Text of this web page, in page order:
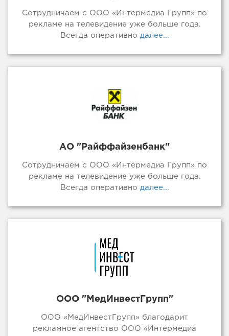
Сотрудничаем с ООО «Интермедиа Групп» по
рекламе на телевидение уже больше года.
Всегда оперативно далее...
АО "Райффайзенбанк"
Сотрудничаем с ООО «Интермедиа Групп» по
рекламе на телевидение уже больше года.
Всегда оперативно далее...
ООО "МедИнвестГрупп"
ООО «МедИнвестГрупп» благодарит
рекламное агентство ООО «Интермедиа